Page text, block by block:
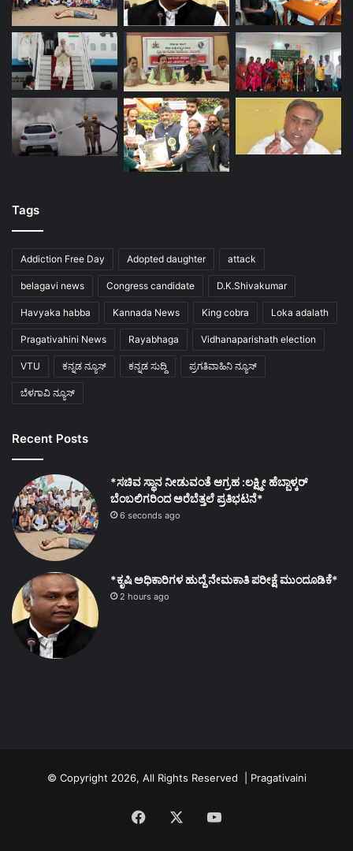
Tags
Addiction Free Day Adopted daughter attack
belagavi news Congress candidate D.K.Shivakumar
Havyaka habba Kannada News King cobra Loka adalath
Pragativahini News Rayabhaga Vidhanaparishath election
VTU ಕನ್ನಡ ನ್ಯೂಸ್ ಕನ್ನಡ ಸುದ್ದಿ ಪ್ರಗತಿವಾಹಿನಿ ನ್ಯೂಸ್
ಬೆಳಗಾವಿ ನ್ಯೂಸ್
Recent Posts
*ಸಚಿವ ಸ್ಥಾನ ನೀಡುವಂತೆ ಆಗ್ರಹ :ಲಕ್ಷ್ಮೀ ಹೆಬ್ಬಾಳ್ಕರ್
ಬೆಂಬಲಿಗರಿಂದ ಅರೆಬೆತ್ತಲೆ ಪ್ರತಿಭಟನೆ*
6 seconds ago
*ಕೃಷಿ ಅಧಿಕಾರಿಗಳ ಹುದ್ದೆ ನೇಮಕಾತಿ ಪರೀಕ್ಷೆ ಮುಂದೂಡಿಕೆ*
2 hours ago
© Copyright 2026, All Rights Reserved | Pragativaini
Facebook